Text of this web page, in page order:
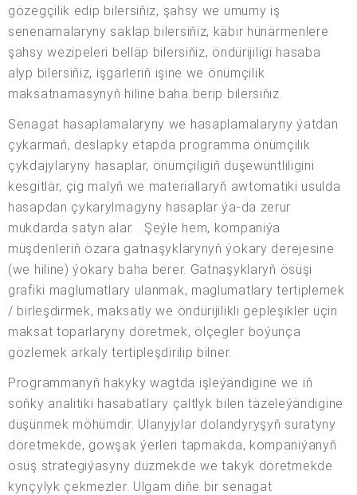
gözegçilik edip bilersiňiz, şahsy we umumy iş
senenamalaryny saklap bilersiňiz, käbir hünärmenlere
şahsy wezipeleri belläp bilersiňiz, öndürijiligi hasaba
alyp bilersiňiz, işgärleriň işine we önümçilik
maksatnamasynyň hiline baha berip bilersiňiz.
Senagat hasaplamalaryny we hasaplamalaryny ýatdan
çykarmaň, deslapky etapda programma önümçilik
çykdajylaryny hasaplar, önümçiligiň düşewüntliligini
kesgitlär, çig malyň we materiallaryň awtomatiki usulda
hasapdan çykarylmagyny hasaplar ýa-da zerur
mukdarda satyn alar. . Şeýle hem, kompaniýa
müşderileriň özara gatnaşyklarynyň ýokary derejesine
(we hiline) ýokary baha berer. Gatnaşyklaryň ösüşi
grafiki maglumatlary ulanmak, maglumatlary tertiplemek
/ birleşdirmek, maksatly we öndürijilikli gepleşikler üçin
maksat toparlaryny döretmek, ölçegler boýunça
gözlemek arkaly tertipleşdirilip bilner.
Programmanyň hakyky wagtda işleýändigine we iň
soňky analitiki hasabatlary çaltlyk bilen täzeleýändigine
düşünmek möhümdir. Ulanyjylar dolandyryşyň suratyny
döretmekde, gowşak ýerleri tapmakda, kompaniýanyň
ösüş strategiýasyny düzmekde we takyk döretmekde
kynçylyk çekmezler. Ulgam diňe bir senagat